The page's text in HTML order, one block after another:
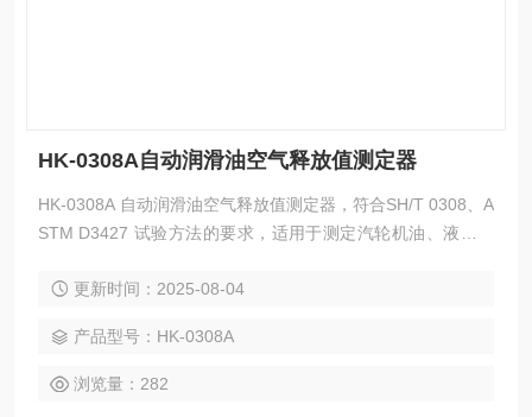
HK-0308A自动润滑油空气释放值测定器
HK-0308A 自动润滑油空气释放值测定器，符合SH/T 0308、A
STM D3427 试验方法的要求，适用于测定汽轮机油、液压油
更新时间：2025-08-04
产品型号：HK-0308A
浏览量：282